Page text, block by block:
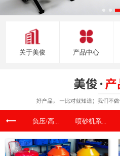
关于美俊 产品中心
负压/高... 喷砂机系...